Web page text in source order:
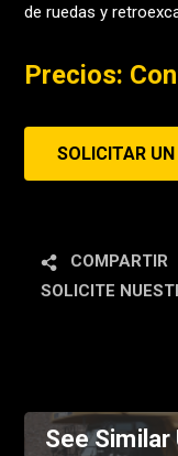
de ruedas y
Precios:
SOLICITAR
COMPARTIR
SOLICITE
See Similar